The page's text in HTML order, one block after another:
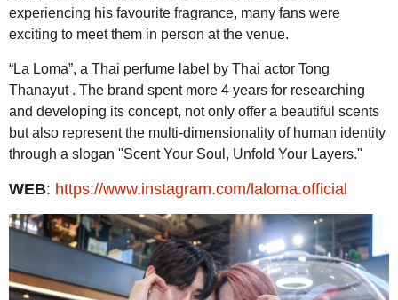
experiencing his favourite fragrance, many fans were
exciting to meet them in person at the venue.
“La Loma”, a Thai perfume label by Thai actor Tong
Thanayut . The brand spent more 4 years for researching
and developing its concept, not only offer a beautiful scents
but also represent the multi-dimensionality of human identity
through a slogan "Scent Your Soul, Unfold Your Layers."
WEB: https://www.instagram.com/laloma.official